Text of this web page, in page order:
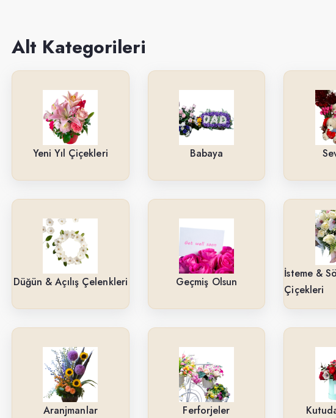
Yeni İş-Terfi
Kutuda Çiçekler
Doğum Gününe
Düğün & Açılış Çelenkleri
Saksı Çiçekleri
Yıl Dönümüne
Güller
Cenaze & Tören Çelenkleri
Tasarım Buketler
Orkideler
Ne İçin ?
Ürün Çeşitlerimiz
Alt Kategorileri
Yeni Yıl Çiçekleri Babaya
Düğün & Açılış Çelenkleri Geçmiş Olsun
İsteme &
Çiçekleri
Aranjmanlar Ferforjeler